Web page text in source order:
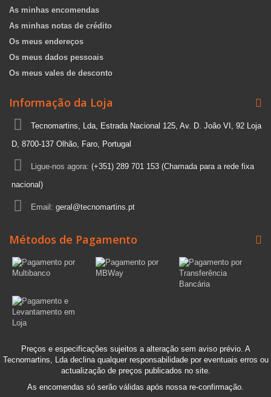
As minhas encomendas
As minhas notas de crédito
Os meus endereços
Os meus dados pessoais
Os meus vales de desconto
Informação da Loja
Tecnomartins, Lda, Estrada Nacional 125, Av. D. João VI, 92 Loja
D, 8700-137 Olhão, Faro, Portugal
Ligue-nos agora: (+351) 289 701 153 (Chamada para a rede fixa
nacional)
Email: geral@tecnomartins.pt
Métodos de Pagamento
Preços e especificações sujeitos a alteração sem aviso prévio. A
Tecnomartins, Lda declina qualquer responsabilidade por eventuais erros ou
actualização de preços publicados no site.
As encomendas só serão válidas após nossa re-confirmação.